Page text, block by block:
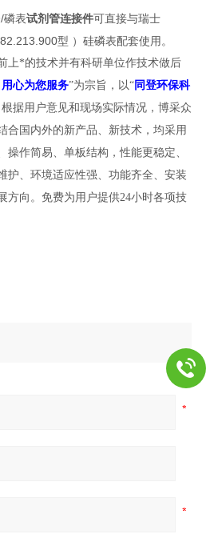
磷表试剂管连接件可直接与瑞士
型 ）硅磷表配套使用。
上*的技术并有科研单位作技术做后
心为您服务”为宗旨，以“同登环保科
据用户意见和现场实际情况，博采众
合国内外的新产品、新技术，均采用
操作简易、单板结构，性能更稳定、
护、环境适应性强、功能齐全、安装
方向。免费为用户提供24小时各项技